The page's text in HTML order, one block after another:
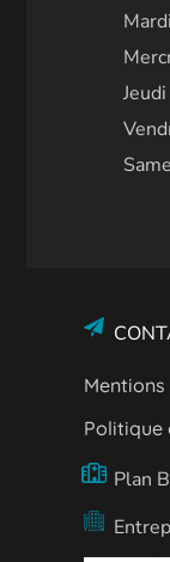
Politique
Plan